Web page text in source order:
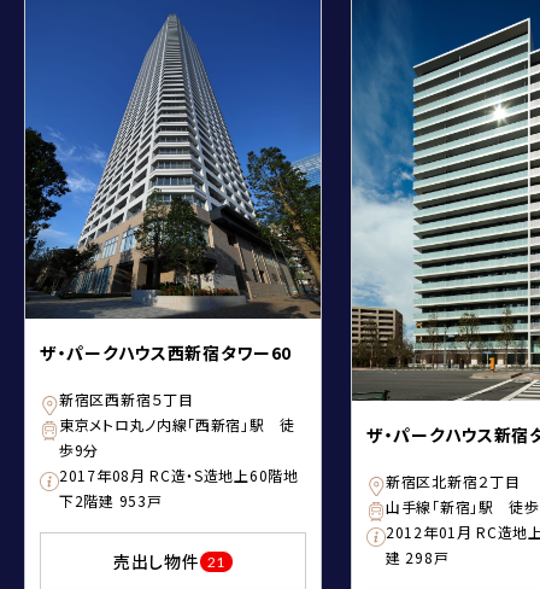
ザ・パークハウス西新宿タワー60
新宿区西新宿５丁目
東京メトロ丸ノ内線「西新宿」駅 徒
歩9分
2017年08月 RC造・S造地上60階地
下2階建 953戸
売出し物件 21
ザ・パークハウス新宿
新宿区北新宿２丁目
山手線「新宿」駅 徒
2012年01月 RC造地
建 298戸